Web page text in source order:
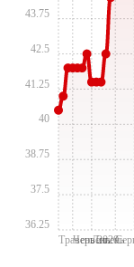
Травень 2020
ЧервеньЛипень
36.25
37.5
38.75
40
41.25
42.5
43.75